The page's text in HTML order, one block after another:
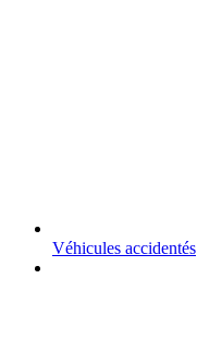
Véhicules accidentés